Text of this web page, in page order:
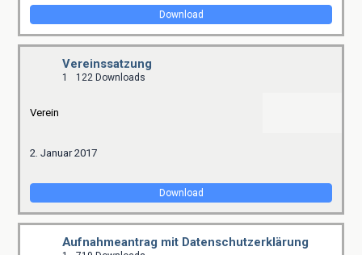
Download
Vereinssatzung
1 122 Downloads
Verein
2. Januar 2017
Download
Aufnahmeantrag mit Datenschutzerklärung